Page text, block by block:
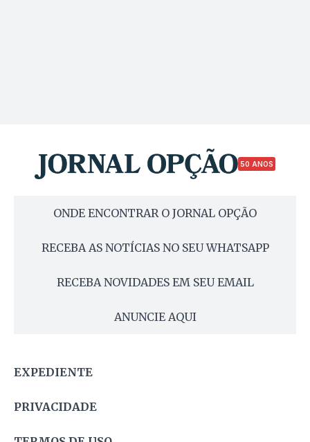
50 ANOS
ONDE ENCONTRAR O JORNAL OPÇÃO
RECEBA AS NOTÍCIAS NO SEU WHATSAPP
RECEBA NOVIDADES EM SEU EMAIL
ANUNCIE AQUI
EXPEDIENTE
PRIVACIDADE